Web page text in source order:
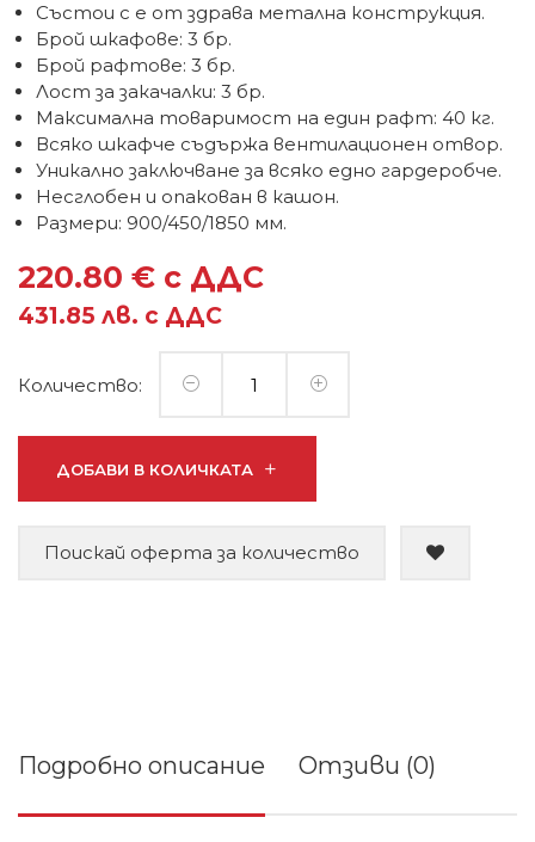
Състои с е от здрава метална конструкция.
Брой шкафове: 3 бр.
Брой рафтове: 3 бр.
Лост за закачалки: 3 бр.
Максимална товаримост на един рафт: 40 кг.
Всяко шкафче съдържа вентилационен отвор.
Уникално заключване за всяко едно гардеробче.
Несглобен и опакован в кашон.
Размери: 900/450/1850 мм.
220.80 € с ДДС
431.85 лв. с ДДС
Количество:
ДОБАВИ В КОЛИЧКАТА
Поискай оферта за количество
Подробно описание Отзиви (0)